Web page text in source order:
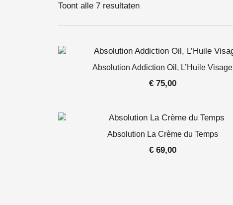
Toont alle 7 resultaten
Absolution Addiction Oil, L’Huile Visage
€75,00
Absolution La Crème du Temps
€69,00